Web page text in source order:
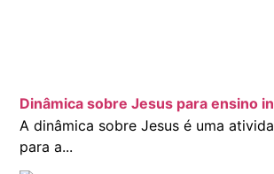
Dinâmica sobre Jesus para ensino
A dinâmica sobre Jesus é uma
para a...